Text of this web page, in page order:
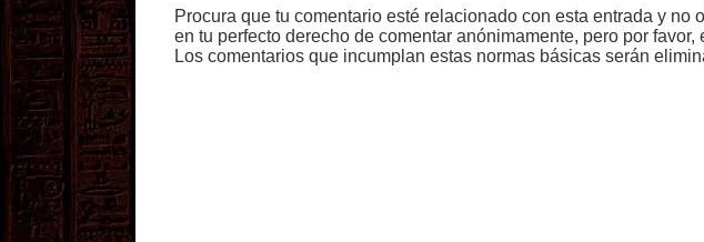
Procura que tu comentario esté relacionado con esta entrada y no
en tu perfecto derecho de comentar anónimamente, pero por favor,
Los comentarios que incumplan estas normas básicas serán